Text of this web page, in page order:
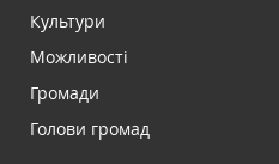
Культури
Можливості
Громади
Голови громад